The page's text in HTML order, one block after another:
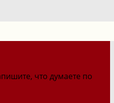
что думаете по